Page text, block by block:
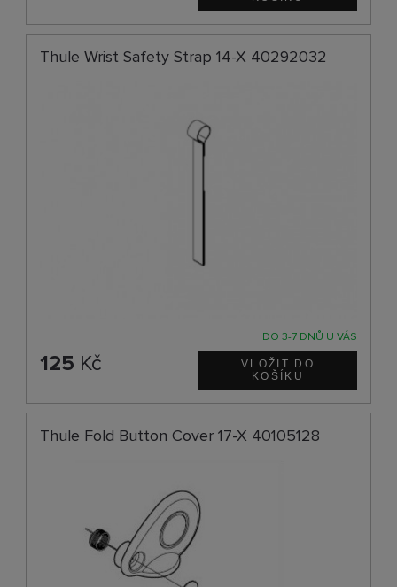
Thule Wrist Safety Strap 14-X 40292032
DO 3-7 DNŮ U VÁS
125 Kč
Thule Fold Button Cover 17-X 40105128